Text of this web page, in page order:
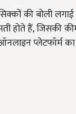
की बोली
होते हैं, जिसकी
प्लेटफॉर्म